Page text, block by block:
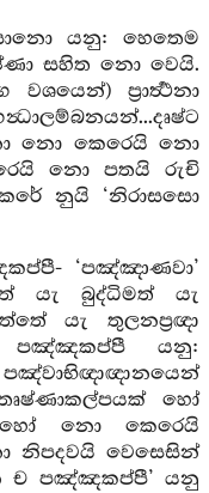
යනු: හෙතෙම
සහිත නො වෙයි.
ප්‍රාර්‍ත්‍ථනා
නො කෙරෙයි නො
නො පතයි රුචි
නුයි ‘නිරාසසො
‘පඤ්ඤාණවා’
යැ බුද්ධිමත් යැ
යැ තුලනප්‍රඥා
යනු:
හෝ
හෝ නො කෙරෙයි
නිපදවයි වෙසෙසින්
ච පඤ්ඤකප්පී’ යනු